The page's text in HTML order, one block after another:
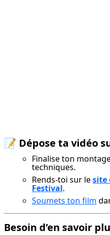
📝 Dépose ta vidéo
Finalise ton
techniques.
Rends-toi sur lesite
Festival.
Soumets ton film
Besoin d’en savoir